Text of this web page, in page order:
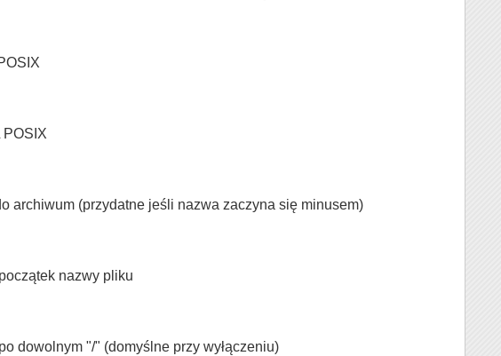
POSIX
archiwum (przydatne jeśli nazwa zaczyna się minusem)
nazwy pliku
dowolnym "/" (domyślne przy wyłączeniu)